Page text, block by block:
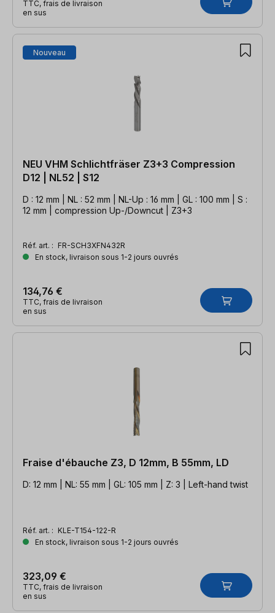
TTC, frais de livraison
en sus
Nouveau
NEU VHM Schlichtfräser Z3+3 Compression
D12 | NL52 | S12
D : 12 mm | NL : 52 mm | NL-Up : 16 mm | GL : 100 mm | S :
12 mm | compression Up-/Downcut | Z3+3
Réf. art. : FR-SCH3XFN432R
En stock, livraison sous 1-2 jours ouvrés
134,76 €
TTC, frais de livraison
en sus
Fraise d'ébauche Z3, D 12mm, B 55mm, LD
D: 12 mm | NL: 55 mm | GL: 105 mm | Z: 3 | Left-hand twist
Réf. art. : KLE-T154-122-R
En stock, livraison sous 1-2 jours ouvrés
323,09 €
TTC, frais de livraison
en sus